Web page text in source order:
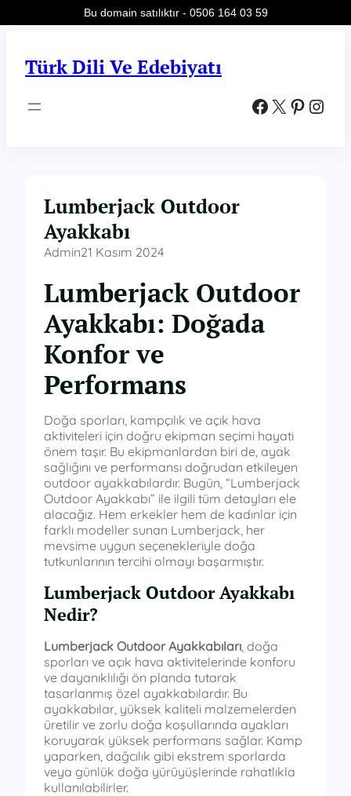
Türk Dili Ve Edebiyatı
Facebook X Pinterest Instagram
Lumberjack Outdoor
Ayakkabı
Admin21 Kasım 2024
Lumberjack Outdoor
Ayakkabı: Doğada
Konfor ve
Performans
Doğa sporları, kampçılık ve açık hava
aktiviteleri için doğru ekipman seçimi hayati
önem taşır. Bu ekipmanlardan biri de, ayak
sağlığını ve performansı doğrudan etkileyen
outdoor ayakkabılardır. Bugün, “Lumberjack
Outdoor Ayakkabı” ile ilgili tüm detayları ele
alacağız. Hem erkekler hem de kadınlar için
farklı modeller sunan Lumberjack, her
mevsime uygun seçenekleriyle doğa
tutkunlarının tercihi olmayı başarmıştır.
Lumberjack Outdoor Ayakkabı
Nedir?
Lumberjack Outdoor Ayakkabıları , doğa
sporları ve açık hava aktivitelerinde konforu
ve dayanıklılığı ön planda tutarak
tasarlanmış özel ayakkabılardır. Bu
ayakkabılar, yüksek kaliteli malzemelerden
üretilir ve zorlu doğa koşullarında ayakları
koruyarak yüksek performans sağlar. Kamp
yaparken, dağcılık gibi ekstrem sporlarda
veya günlük doğa yürüyüşlerinde rahatlıkla
kullanılabilirler.
Bu domain satılıktır - 0506 164 03 59